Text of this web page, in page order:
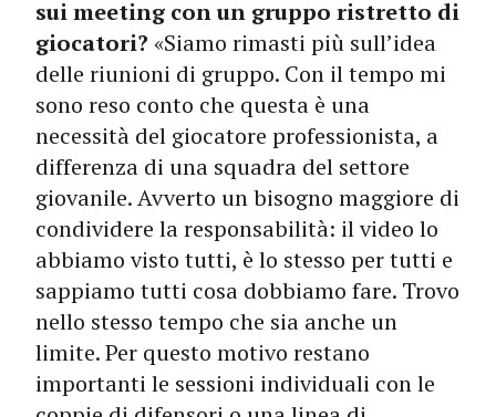
sui meeting con un gruppo ristretto di
giocatori? «Siamo rimasti più sull’idea
delle riunioni di gruppo. Con il tempo mi
sono reso conto che questa è una
necessità del giocatore professionista, a
differenza di una squadra del settore
giovanile. Avverto un bisogno maggiore di
condividere la responsabilità: il video lo
abbiamo visto tutti, è lo stesso per tutti e
sappiamo tutti cosa dobbiamo fare. Trovo
nello stesso tempo che sia anche un
limite. Per questo motivo restano
importanti le sessioni individuali con le